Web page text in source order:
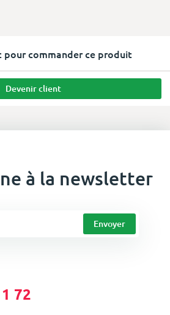
pour commander ce produit
Devenir client
à la newsletter
72